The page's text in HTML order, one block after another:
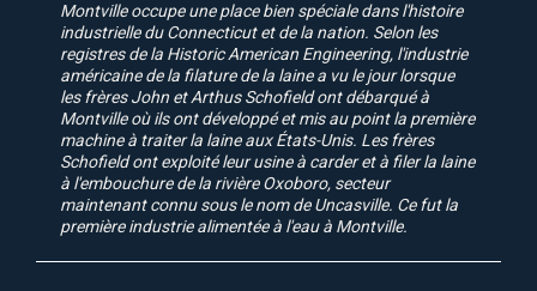
Montville occupe une place bien spéciale dans l'histoire
industrielle du Connecticut et de la nation. Selon les
registres de la Historic American Engineering, l'industrie
américaine de la filature de la laine a vu le jour lorsque
les frères John et Arthus Schofield ont débarqué à
Montville où ils ont développé et mis au point la première
machine à traiter la laine aux États-Unis. Les frères
Schofield ont exploité leur usine à carder et à filer la laine
à l'embouchure de la rivière Oxoboro, secteur
maintenant connu sous le nom de Uncasville. Ce fut la
première industrie alimentée à l'eau à Montville.